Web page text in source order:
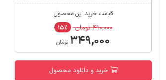
قیمت خرید این محصول
۴۱۰,۰۰۰ تومان ۱۵٪
۳۴۹,۰۰۰ تومان
خرید و دانلود محصول